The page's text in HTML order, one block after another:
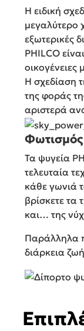
Η ειδική
μεγαλύτερο
εξωτερικές
PHILCO
οικογένειες
Η σχεδίαση
της φοράς
αριστερά
Τα ψυγεία
τελευταία
κάθε γωνιά
βρίσκετε τα
και… της
Παράλληλα
διάρκεια